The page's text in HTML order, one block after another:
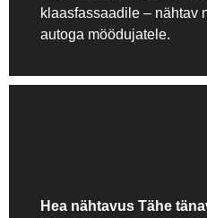
klaasfassaadile – nähtav
autoga möödujatele.
Hea nähtavus Tähe